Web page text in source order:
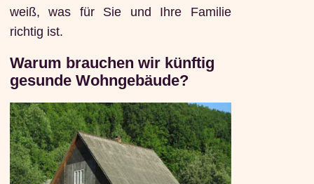
weiß, was für Sie und Ihre Familie
richtig ist.
Warum brauchen wir künftig
gesunde Wohngebäude?